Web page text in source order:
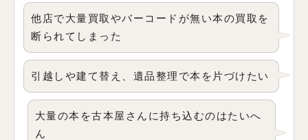
他店で大量買取やバーコードが無い本の買取を
断られてしまった
引越しや建て替え、遺品整理で本を片づけたい
大量の本を古本屋さんに持ち込むのはたいへ
ん